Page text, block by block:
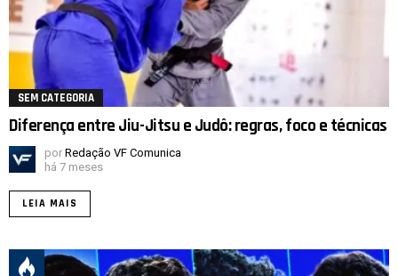
SEM CATEGORIA
Diferença entre Jiu-Jitsu e Judô: regras, foco e técnicas
por Redação VF Comunica
há 7 meses
LEIA MAIS